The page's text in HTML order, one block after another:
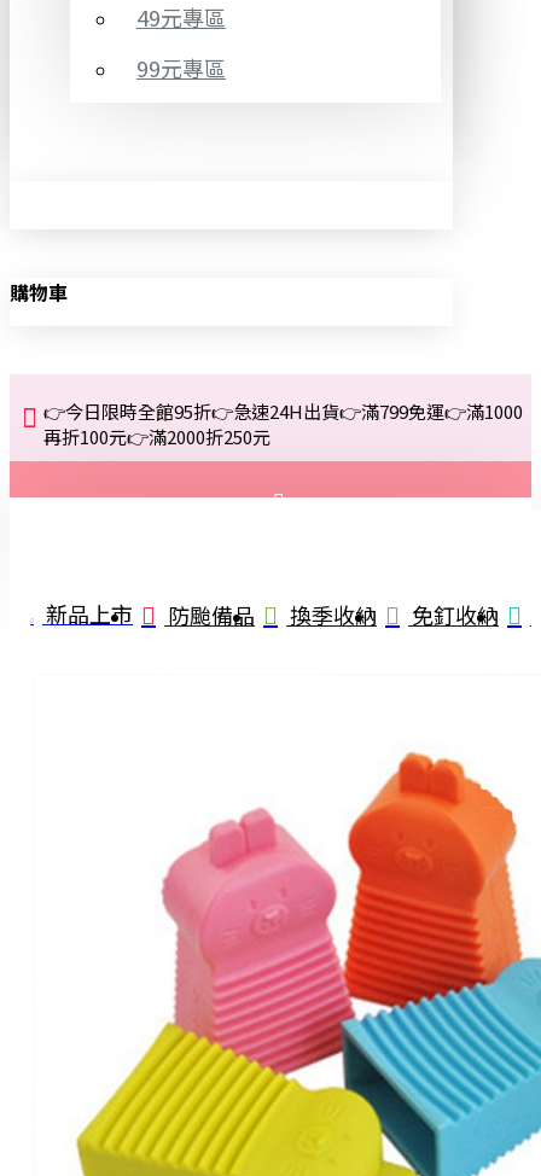
49元專區
99元專區
購物車
👉今日限時全館95折👉急速24H出貨👉滿799免運👉滿1000
再折100元👉滿2000折250元
註冊
新品上市 防颱備品 換季收納 免釘收納